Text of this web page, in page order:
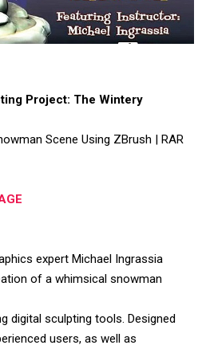
Project: The Wintery
Scene Using ZBrush | RAR
expert Michael Ingrassia
of a whimsical snowman
digital sculpting tools. Designed
users, as well as